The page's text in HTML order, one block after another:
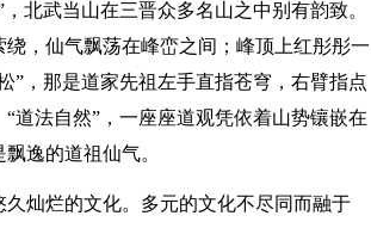
武当山在三晋众多名山之中别有韵致。
，仙气飘荡在峰峦之间；峰顶上红彤彤一
”，那是道家先祖左手直指苍穹，右臂指点
道法自然”，一座座道观凭依着山势镶嵌在
逸的道祖仙气。
灿烂的文化。多元的文化不尽同而融于